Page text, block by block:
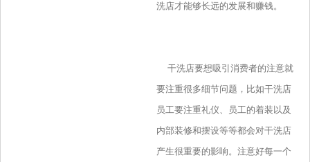
洗店才能够长远的发展和赚钱。
干洗店要想吸引消费者的注意就
要注重很多细节问题，比如干洗店
员工要注重礼仪、员工的着装以及
内部装修和摆设等等都会对干洗店
产生很重要的影响。注意好每一个